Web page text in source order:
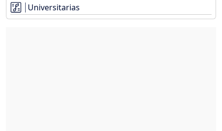
Universitarias